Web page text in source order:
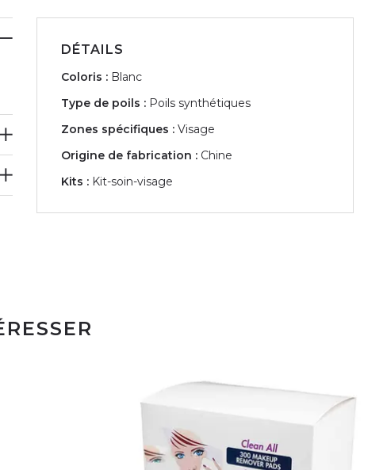
DÉTAILS
Coloris : Blanc
Type de poils : Poils synthétiques
Zones spécifiques : Visage
Origine de fabrication : Chine
Kits : Kit-soin-visage